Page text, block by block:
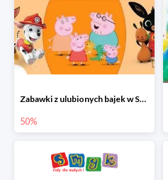
Zabawki z ulubionych bajek w Smyku do -50%
50%